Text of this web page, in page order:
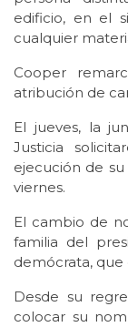
edificio, en el
cualquier
Cooper
atribución de
El jueves, la
Justicia
ejecución de
viernes.
El cambio de
familia del
demócrata, que
Desde su
colocar su